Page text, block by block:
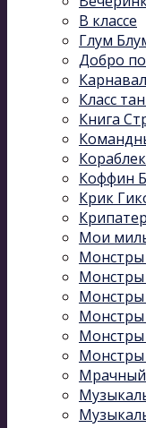
В классе
Глум
Добро
Класс
Книга
Коффин
Крик
Мои
Монстры
Монстры
Монстры